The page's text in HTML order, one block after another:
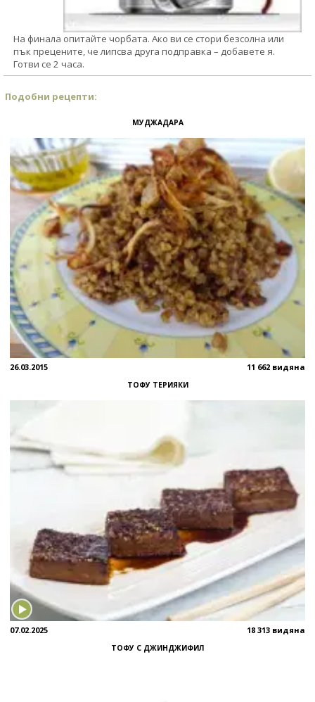
На финала опитайте чорбата. Ако ви се стори безсолна или
пък прецените, че липсва друга подправка – добавете я.
Готви се 2 часа.
Подобни рецепти:
МУДЖАДАРА
26.03.2015 11 662 видяна
ТОФУ ТЕРИЯКИ
07.02.2025 18 313 видяна
ТОФУ С ДЖИНДЖИФИЛ